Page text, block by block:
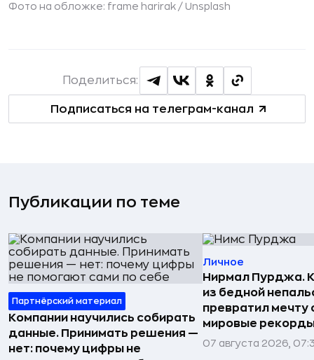
Фото на обложке: frame harirak / Unsplash
Подписаться на телеграм-канал
Поделиться:
Публикации по теме
Партнёрский материал
Компании научились собирать
данные. Принимать решения —
нет: почему цифры не
Личное
Нирмал Пурджа.
из бедной
превратил мечту
мировые рекорды
07 августа 2026,